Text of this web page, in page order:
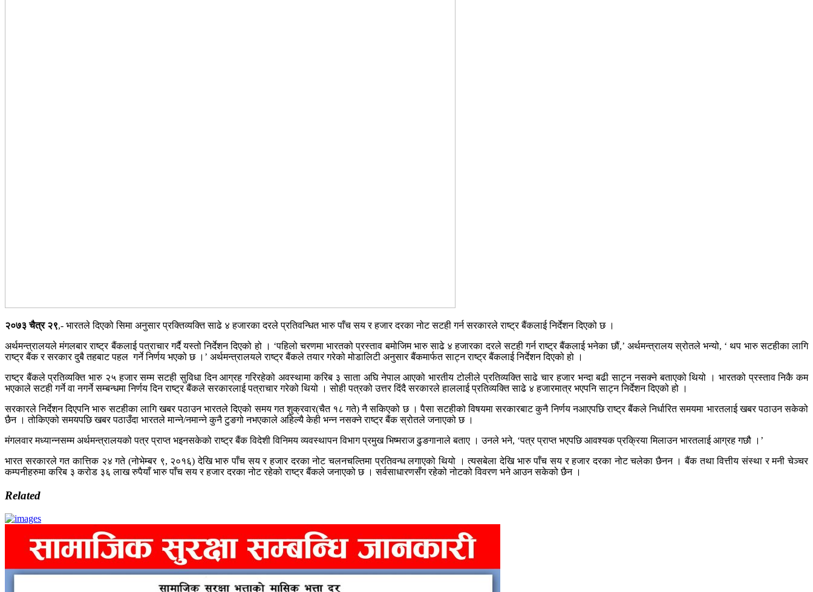
२०७३ चैत्र २९,- भारतले दिएको सिमा अनुसार प्रक्तिव्यक्ति साढे ४ हजारका दरले प्रतिवन्धित भारु पाँच सय र हजार दरका नोट सटही गर्न सरकारले राष्ट्र बैंकलाई निर्देशन दिएको छ ।
अर्थमन्त्रालयले मंगलबार राष्ट्र बैंकलाई पत्राचार गर्दै यस्तो निर्देशन दिएको हो । ‘पहिलो चरणमा भारतको प्रस्ताव बमोजिम भारु साढे ४ हजारका दरले सटही गर्न राष्ट्र बैंकलाई भनेका छौं,’ अर्थमन्त्रालय स्रोतले भन्यो, ‘ थप भारु सटहीका लागि
राष्ट्र बैंक र सरकार दुबै तहबाट पहल गर्ने निर्णय भएको छ ।’ अर्थमन्त्रालयले राष्ट्र बैंकले तयार गरेको मोडालिटी अनुसार बैंकमार्फत साट्न राष्ट्र बैंकलाई निर्देशन दिएको हो ।
राष्ट्र बैंकले प्रतिव्यक्ति भारु २५ हजार सम्म सटही सुविधा दिन आग्रह गरिरहेको अवस्थामा करिब ३ साता अघि नेपाल आएको भारतीय टोलीले प्रतिव्यक्ति साढे चार हजार भन्दा बढी साट्न नसक्ने बताएको थियो । भारतको प्रस्ताव निकै कम
भएकाले सटही गर्ने वा नगर्ने सम्बन्धमा निर्णय दिन राष्ट्र बैंकले सरकारलाई पत्राचार गरेको थियो । सोही पत्रको उत्तर दिंदै सरकारले हाललाई प्रतिव्यक्ति साढे ४ हजारमात्र भएपनि साट्न निर्देशन दिएको हो ।
सरकारले निर्देशन दिएपनि भारु सटहीका लागि खबर पठाउन भारतले दिएको समय गत शुक्रवार(चैत १८ गते) नै सकिएको छ । पैसा सटहीको विषयमा सरकारबाट कुनै निर्णय नआएपछि राष्ट्र बैंकले निर्धारित समयमा भारतलाई खबर पठाउन सकेको
छैन । तोकिएको समयपछि खबर पठाउँदा भारतले मान्ने/नमान्ने कुनै टुङगो नभएकाले अहिल्यै केही भन्न नसक्ने राष्ट्र बैंक स्रोतले जनाएको छ ।
मंगलवार मध्यान्नसम्म अर्थमन्त्रालयको पत्र प्राप्त भइनसकेको राष्ट्र बैंक विदेशी विनिमय व्यवस्थापन विभाग प्रमुख भिष्मराज ढुङगानाले बताए । उनले भने, ‘पत्र प्राप्त भएपछि आवश्यक प्रक्रिया मिलाउन भारतलाई आग्रह गछौ ।’
भारत सरकारले गत कात्तिक २४ गते (नोभेम्बर ९, २०१६) देखि भारु पाँच सय र हजार दरका नोट चलनचल्तिमा प्रतिवन्ध लगाएको थियो । त्यसबेला देखि भारु पाँच सय र हजार दरका नोट चलेका छैनन । बैंक तथा वित्तीय संस्था र मनी चेञ्चर
कम्पनीहरुमा करिब ३ करोड ३६ लाख रुपैयाँ भारु पाँच सय र हजार दरका नोट रहेको राष्ट्र बैंकले जनाएको छ । सर्वसाधारणसँग रहेको नोटको विवरण भने आउन सकेको छैन ।
Related